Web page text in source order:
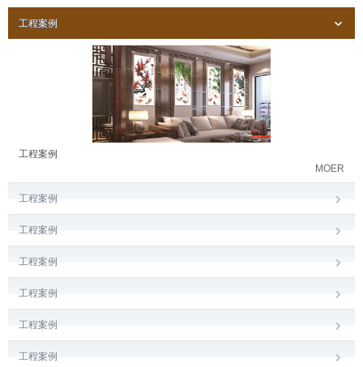
工程案例
工程案例
MOER
工程案例
工程案例
工程案例
工程案例
工程案例
工程案例